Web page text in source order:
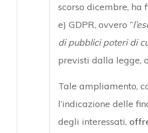
scorso dicembre,
e) GDPR, ovvero “
di pubblici poteri di
previsti dalla legge,
Tale ampliamento,
l’indicazione delle
degli interessati,